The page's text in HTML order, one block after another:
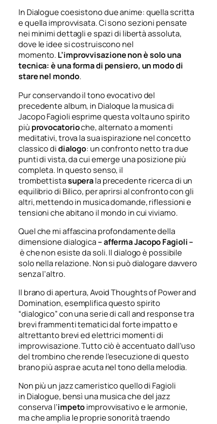
In Dialoguecoesistono due anime: quella scritta
e quella improvvisata. Ci sono sezioni pensate
nei minimi dettagli e spazi di libertà assoluta,
dove le idee si costruiscono nel
momento. L’improvvisazione non è solo una
tecnica: è una forma di pensiero, un modo di
stare nel mondo.
Pur conservando il tono evocativo del
precedente album, in Dialoque la musica di
Jacopo Fagioli esprime questa volta uno spirito
più provocatorioche, alternato a momenti
meditativi, trova la sua ispirazione nel concetto
classico didialogo: un confronto netto tra due
punti di vista, da cui emerge una posizione più
completa. In questo senso, il
trombettistasuperala precedente ricerca di un
equilibrio di Bilico, per aprirsi al confronto con gli
altri, mettendo in musica domande, riflessioni e
tensioni che abitano il mondo in cui viviamo.
Quel che mi affascina profondamente della
dimensione dialogica – afferma Jacopo Fagioli –
è che non esiste da soli. Il dialogo è possibile
solo nella relazione. Non si può dialogare davvero
senza l’altro.
Il brano di apertura,Avoid Thoughts of Power and
Domination, esemplifica questo spirito
“dialogico” con una serie dicall and responsetra
brevi frammenti tematici dal forte impatto e
altrettanto brevi ed elettrici momenti di
improvvisazione. Tutto ciò è accentuato dall’uso
del trombino che rende l’esecuzione di questo
brano più aspra e acuta nel tono della melodia.
Non più un jazz cameristico quello di Fagioli
in Dialogue, bensì una musica che del jazz
conserva l’impetoimprovvisativo e le armonie,
ma che amplia le proprie sonorità traendo